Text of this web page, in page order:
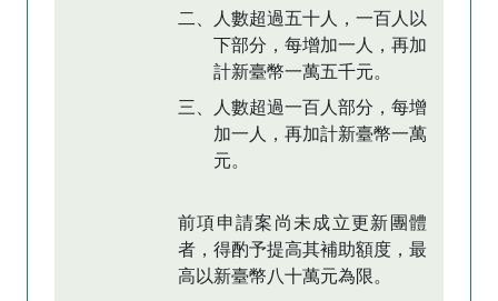
二、人數超過五十人，一百人以
下部分，每增加一人，再加
計新臺幣一萬五千元。
三、人數超過一百人部分，每增
加一人，再加計新臺幣一萬
元。
前項申請案尚未成立更新團體
者，得酌予提高其補助額度，最
高以新臺幣八十萬元為限。